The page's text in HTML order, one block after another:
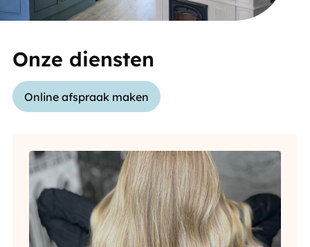
Onze diensten
Online afspraak maken